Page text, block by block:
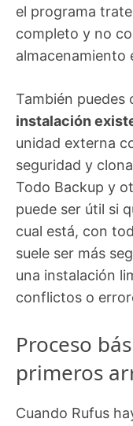
el programa
completo y no
almacenamiento
También puedes
instalación
unidad externa
seguridad y
Todo Backup y
puede ser útil si
cual está, con
suele ser más
una instalación
conflictos o
Proceso
primeros
Cuando Rufus